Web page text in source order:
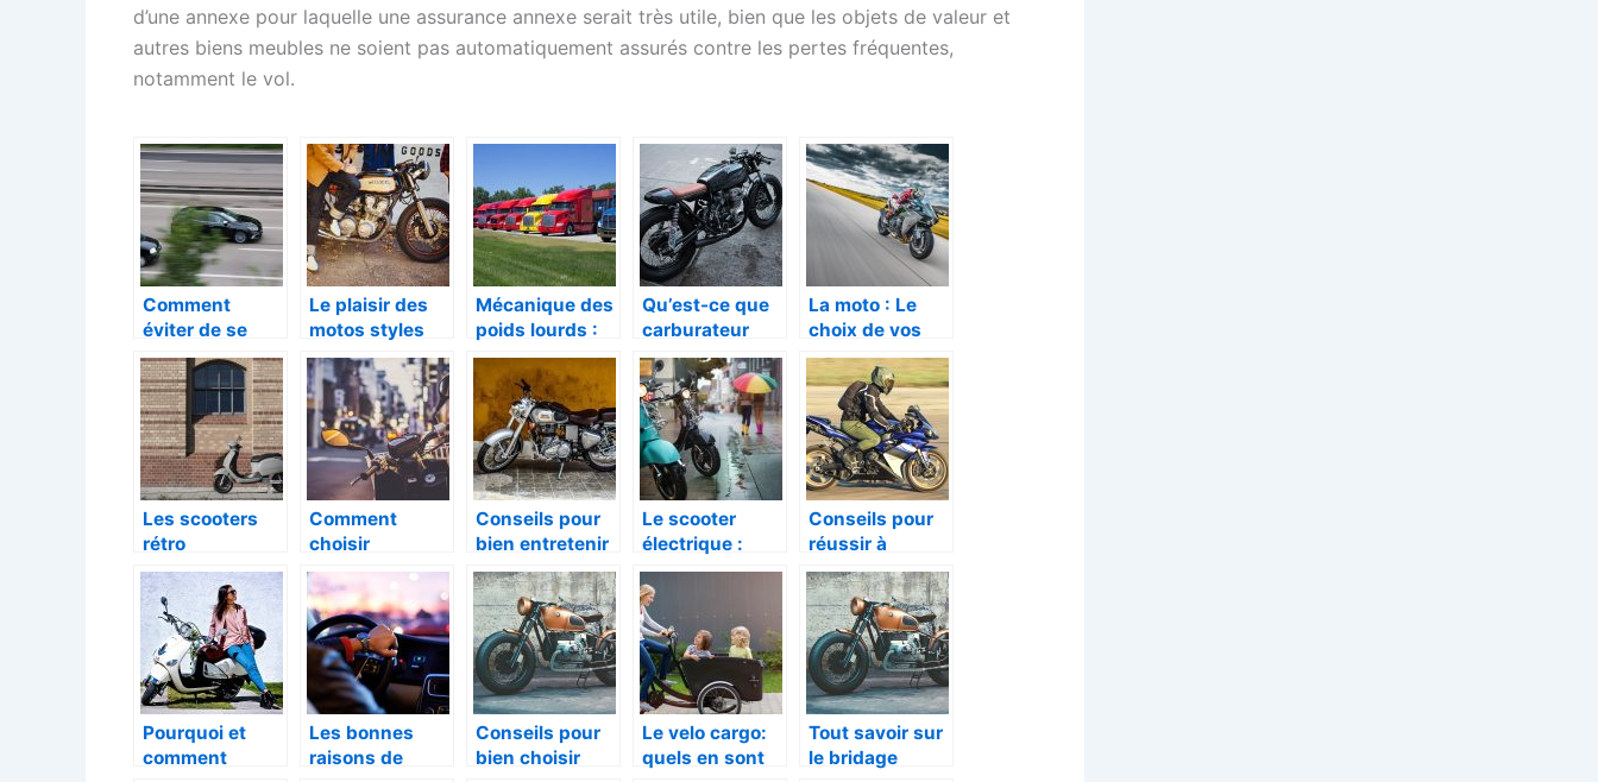
d’une annexe pour laquelle une assurance annexe serait très utile, bien que les objets de valeur et
autres biens meubles ne soient pas automatiquement assurés contre les pertes fréquentes,
notamment le vol.
Comment
éviter de se
faire prendre
par un radar?
Le plaisir des
motos styles
vintage à
découvrir
Mécanique des
poids lourds :
L’entretien
préventif
Qu’est-ce que
carburateur
d’une moto?
La moto : Le
choix de vos
pneus, que
faire ?
Les scooters
rétro
électriques
pour le plaisir
du transport
Comment
choisir
convenableme
nt sa moto ?
Conseils pour
bien entretenir
sa moto
Le scooter
électrique :
quelles sont
raisons pour en
acheter ?
Conseils pour
réussir à
trouver une
meilleure veste
de moto
Pourquoi et
comment
Les bonnes
raisons de
Conseils pour
bien choisir
Le velo cargo:
quels en sont
Tout savoir sur
le bridage